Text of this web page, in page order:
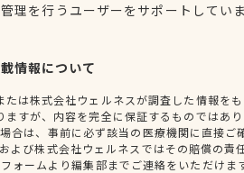
理を行うユーザーをサポートしてい
情報について
は株式会社ウェルネスが調査した情報を
すが、内容を完全に保証するものではあ
合は、事前に必ず該当の医療機関に直接ご
よび株式会社ウェルネスではその賠償の責
ォームより編集部までご連絡をいただけま